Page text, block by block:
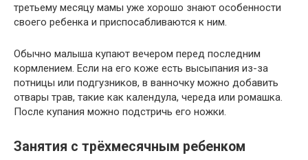
третьему месяцу мамы уже хорошо знают особенности
своего ребенка и приспосабливаются к ним.
Обычно малыша купают вечером перед последним
кормлением. Если на его коже есть высыпания из-за
потницы или подгузников, в ванночку можно добавить
отвары трав, такие как календула, череда или ромашка.
После купания можно подстричь его ножки.
Занятия с трёхмесячным ребенком